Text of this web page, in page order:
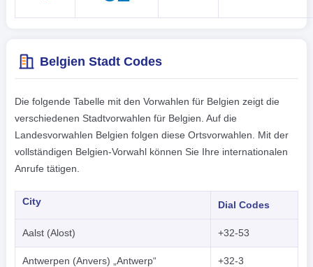
Belgien Stadt Codes
Die folgende Tabelle mit den Vorwahlen für Belgien zeigt die
verschiedenen Stadtvorwahlen für Belgien. Auf die
Landesvorwahlen Belgien folgen diese Ortsvorwahlen. Mit der
vollständigen Belgien-Vorwahl können Sie Ihre internationalen
Anrufe tätigen.
City Dial Codes
Aalst (Alost) +32-53
Antwerpen (Anvers) „Antwerp“ +32-3